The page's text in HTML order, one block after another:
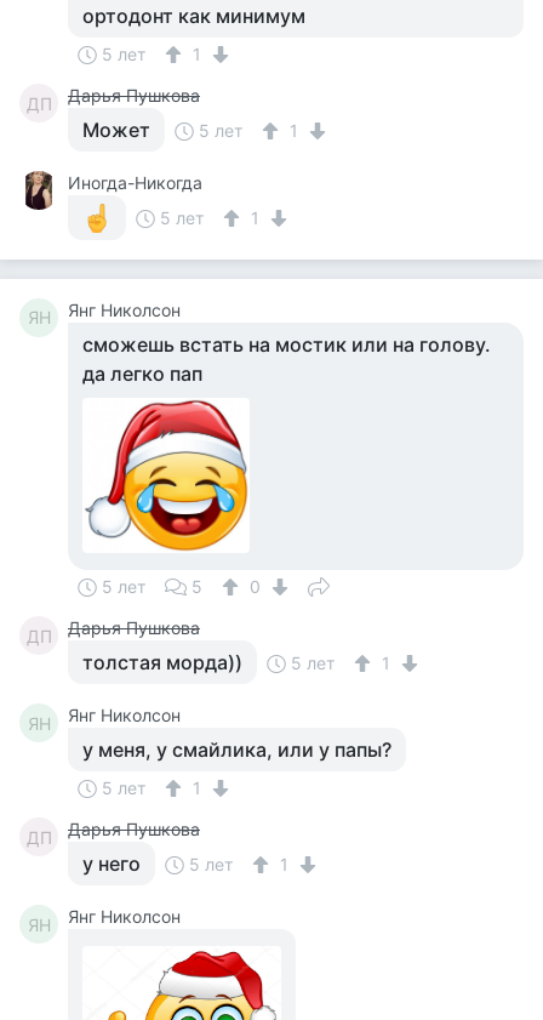
ортодонт как минимум
5 лет 1
ДП Дарья Пушкова
Может 5 лет 1
Иногда-Никогда
5 лет
1
ЯН Янг Николсон
сможешь встать на мостик или на голову.
да легко пап
5 лет 5 0
ДП Дарья Пушкова
толстая морда)) 5 лет 1
ЯН Янг Николсон
у меня, у смайлика, или у папы?
5 лет 1
ДП Дарья Пушкова
у него 5 лет 1
ЯН Янг Николсон